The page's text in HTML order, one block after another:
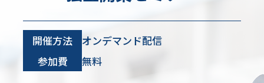
開催方法
オンデマンド配信
参加費
無料